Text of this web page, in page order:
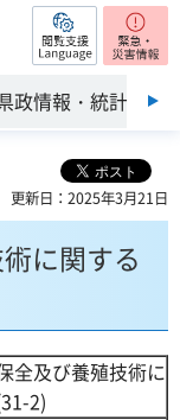
閲覧支援
政情報・統計
更新日：2025年3月21日
に関する
全及び養殖技術に
2)